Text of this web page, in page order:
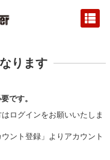
ります
です。
ログインをお願いいたしま
ント登録」よりアカウント